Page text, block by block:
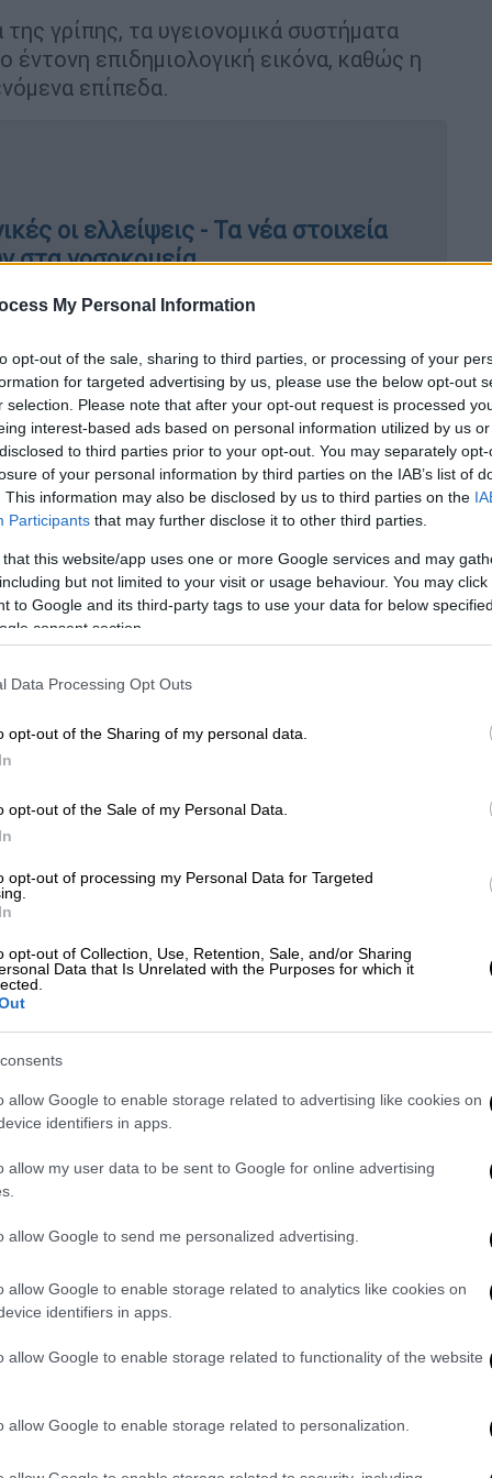
My Personal Information
opt-out of the sale, sharing to third parties, or processing of your
for targeted advertising by us, please use the below opt-out
selection. Please note that after your opt-out request is processed
interest-based ads based on personal information utilized by us
to third parties prior to your opt-out. You may separately
of your personal information by third parties on the IAB’s list of
This information may also be disclosed by us to third parties on the
Participants that may further disclose it to other third parties.
that this website/app uses one or more Google services and may
but not limited to your visit or usage behaviour. You may
to Google and its third-party tags to use your data for below
consent section.
Data Processing Opt Outs
opt-out of the Sharing of my personal data.
opt-out of the Sale of my Personal Data.
opt-out of processing my Personal Data for Targeted
opt-out of Collection, Use, Retention, Sale, and/or Sharing
Data that Is Unrelated with the Purposes for which it
allow Google to enable storage related to advertising like cookies on
identifiers in apps.
allow my user data to be sent to Google for online advertising
allow Google to send me personalized advertising.
allow Google to enable storage related to analytics like cookies on
identifiers in apps.
allow Google to enable storage related to functionality of the website
allow Google to enable storage related to personalization.
γρίπης, τα υγειονομικά συστήματα
έντονη επιδημιολογική εικόνα, καθώς η
επίπεδα.
οι ελλείψεις - Τα νέα στοιχεία
στα νοσοκομεία
νέων μεταλλάξεων τουυποστελέχους Κ
των ευπαθών ομάδων, καθώς ο χρόνος
ενίσχυση της ανοσιακής θωράκισης του
παραμένει σε χαμηλά επίπεδα,
σε εγρήγορση για την παρακολούθηση
Τσικρικά, πρόεδρο Ομάδας
Ευρωπαϊκής Πνευμονολογικής
Section,
να μας εξηγήσει τι είναι το υποστέλεχος
της εποχικής γρίπης φέτος.
δεδομένα των διεθνών οργανισμών
καταγράφεται αρκετά νωρίτερα
ενός νέου υποστελέχους Κ της γρίπης
ποσοστά κατά την αντίστοιχη
Για τη γηραιά ήπειρο, τοΕυρωπαϊκό
Κ, δηλαδή σε ένα αντιγονικά
τονίζει μιλώντας στο ΑΠΕ-ΜΠΕ.
κοινότητας
με ιδιαίτερη προσοχή την εξέλιξη του
πολλαπλές νέες μεταλλάξεις
που
του από το στέλεχος αναφοράς J.2,
του τρέχοντος εποχικού εμβολίου. Ως
σχετικά με ενδεχόμενη αυξημένη
από την ανοσολογική απάντηση, αλλά και
του εμβολίου, δεδομένου ότι οι
την επικαιροποιημένη
η κ.Τσικρικά.
υπότυπο
να προκαλεί βαρύτερη νόσο σε
Για το λόγο αυτό, δίνεται ισχυρή